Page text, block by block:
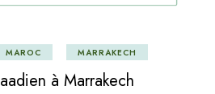
MAROC MARRAKECH
à Marrakech